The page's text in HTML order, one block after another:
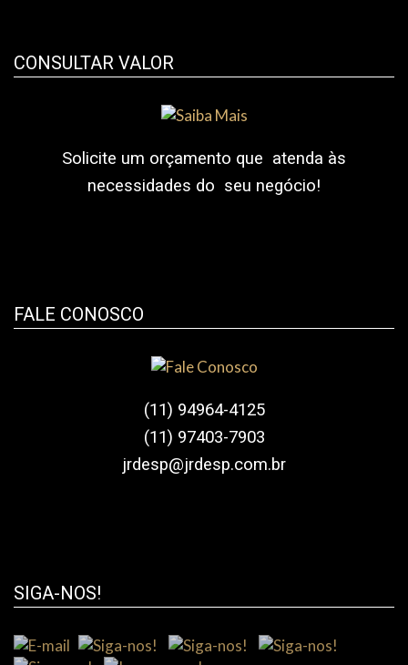
CONSULTAR VALOR
Solicite um orçamento que atenda às
necessidades do seu negócio!
FALE CONOSCO
(11) 94964-4125
(11) 97403-7903
jrdesp@jrdesp.com.br
SIGA-NOS!